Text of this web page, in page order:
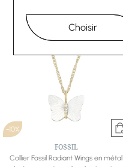
Choisir
-10%
FOSSIL
Collier Fossil Radiant Wings en métal